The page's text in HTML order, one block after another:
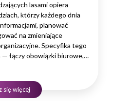
lasami opiera
którzy każdego dnia
planować
na zmieniające
Specyfika tego
łączy obowiązki biurowe,
środowisku
lecz dobrze…
się więcej